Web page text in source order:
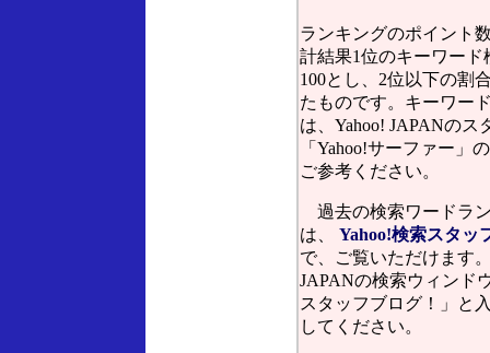
ランキングのポイント
計結果1位のキーワード
100とし、2位以下の割
たものです。キーワー
は、Yahoo! JAPANのス
「Yahoo!サーファー」
ご参考ください。
過去の検索ワードラ
は、 Yahoo!検索スタッ
で、ご覧いただけます
JAPANの検索ウィンド
スタッフブログ！」と
してください。